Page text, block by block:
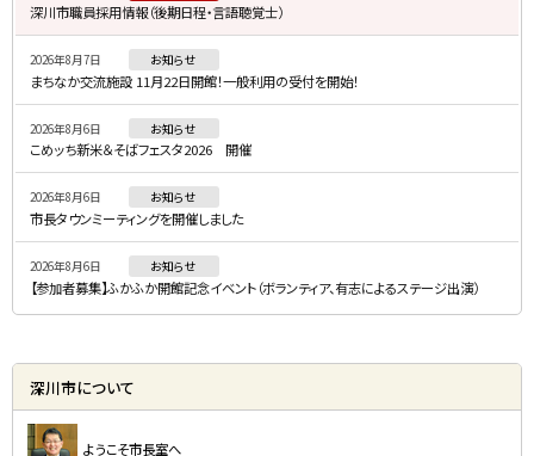
・
メ
ニ
ュ
ー
深川市職員採用情報（後期日程・言語聴覚士）
2026年8月7日 お知らせ
まちなか交流施設 11月22日開館！一般利用の受付を開始！
2026年8月6日 お知らせ
こめッち新米＆そばフェスタ2026 開催
2026年8月6日 お知らせ
市長タウンミーティングを開催しました
2026年8月6日 お知らせ
【参加者募集】ふかふか開館記念イベント（ボランティア、有志によるステージ出演）
深川市について
ようこそ市長室へ